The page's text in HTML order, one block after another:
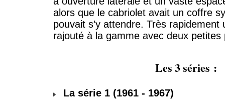
alors que le cabriolet avait un coffre
pouvait s’y attendre. Très
rajouté à la gamme avec deux petites
Les 3 séries :
La série 1 (1961 - 1967)